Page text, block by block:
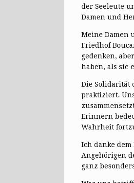
der Seeleute
Damen und
Meine Damen
Friedhof
gedenken,
haben, als sie
Die Solidarität
praktiziert.
Erinnern
Wahrheit
Ich danke
Angehörigen
ganz